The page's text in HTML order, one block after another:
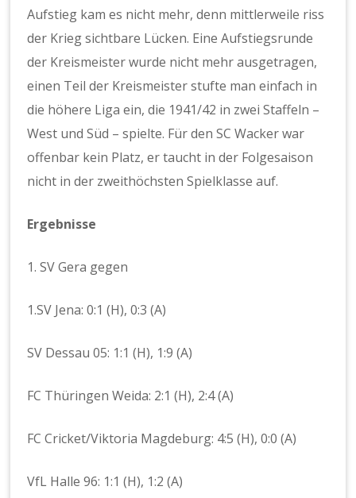
Aufstieg kam es nicht mehr, denn mittlerweile riss
der Krieg sichtbare Lücken. Eine Aufstiegsrunde
der Kreismeister wurde nicht mehr ausgetragen,
einen Teil der Kreismeister stufte man einfach in
die höhere Liga ein, die 1941/42 in zwei Staffeln –
West und Süd – spielte. Für den SC Wacker war
offenbar kein Platz, er taucht in der Folgesaison
nicht in der zweithöchsten Spielklasse auf.
Ergebnisse
1. SV Gera gegen
1.SV Jena: 0:1 (H), 0:3 (A)
SV Dessau 05: 1:1 (H), 1:9 (A)
FC Thüringen Weida: 2:1 (H), 2:4 (A)
FC Cricket/Viktoria Magdeburg: 4:5 (H), 0:0 (A)
VfL Halle 96: 1:1 (H), 1:2 (A)